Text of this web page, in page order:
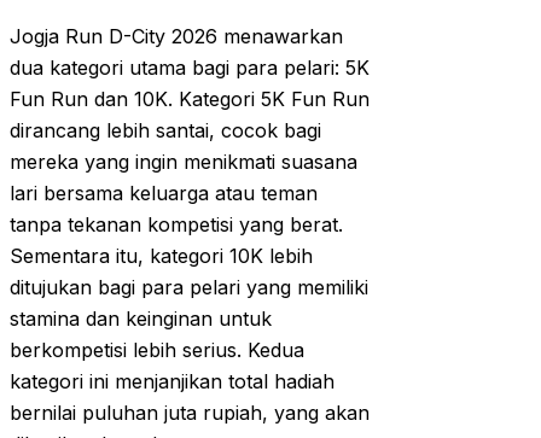
Jogja Run D-City 2026 menawarkan
dua kategori utama bagi para pelari: 5K
Fun Run dan 10K. Kategori 5K Fun Run
dirancang lebih santai, cocok bagi
mereka yang ingin menikmati suasana
lari bersama keluarga atau teman
tanpa tekanan kompetisi yang berat.
Sementara itu, kategori 10K lebih
ditujukan bagi para pelari yang memiliki
stamina dan keinginan untuk
berkompetisi lebih serius. Kedua
kategori ini menjanjikan total hadiah
bernilai puluhan juta rupiah, yang akan